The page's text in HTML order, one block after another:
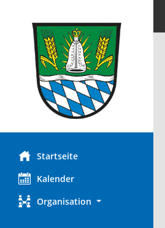
Startseite
Kalender
Organisation